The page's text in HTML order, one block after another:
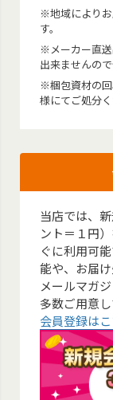
※地域により
す。
※メーカー直
出来ませんの
※梱包資材の
様にてご処分く
当店では、
ント＝１円
ぐに利用可
能や、お届
メールマガ
多数ご用意し
会員登録はこ